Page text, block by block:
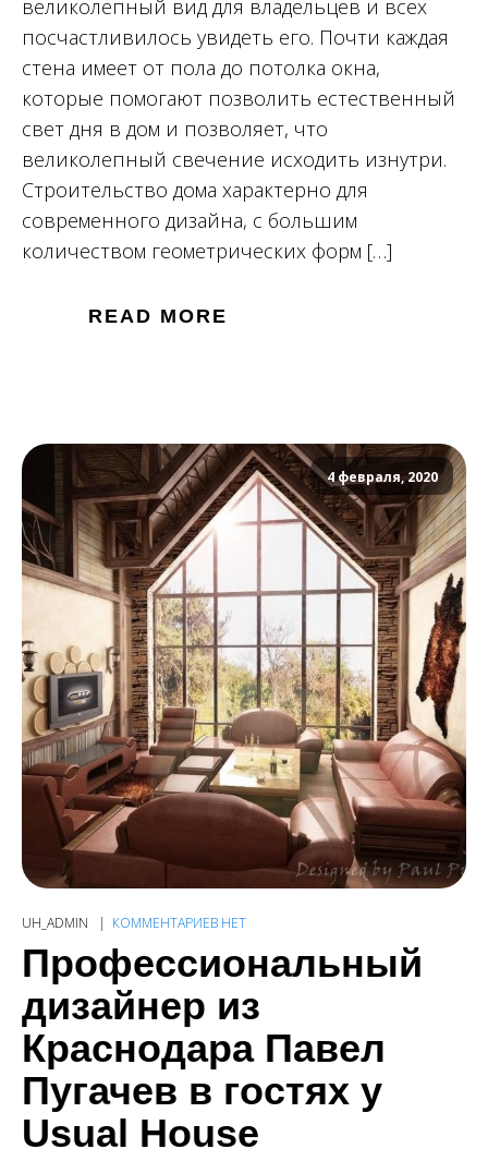
великолепный вид для владельцев и всех
посчастливилось увидеть его. Почти каждая
стена имеет от пола до потолка окна,
которые помогают позволить естественный
свет дня в дом и позволяет, что
великолепный свечение исходить изнутри.
Строительство дома характерно для
современного дизайна, с большим
количеством геометрических форм […]
READ MORE
4 февраля, 2020
UH_ADMIN КОММЕНТАРИЕВ НЕТ
Профессиональный
дизайнер из
Краснодара Павел
Пугачев в гостях у
Usual House